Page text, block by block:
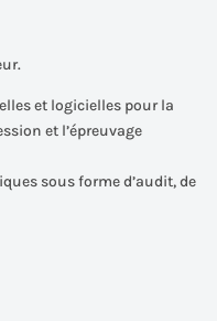
et logicielles pour la
et l’épreuvage
sous forme d’audit, de